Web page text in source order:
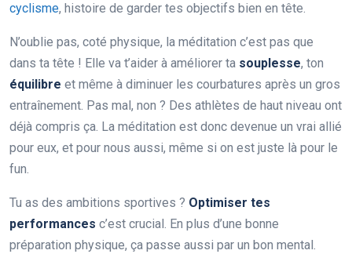
cyclisme, histoire de garder tes objectifs bien en tête.
N’oublie pas, coté physique, la méditation c’est pas que
dans ta tête ! Elle va t’aider à améliorer ta souplesse, ton
équilibre et même à diminuer les courbatures après un gros
entraînement. Pas mal, non ? Des athlètes de haut niveau ont
déjà compris ça. La méditation est donc devenue un vrai allié
pour eux, et pour nous aussi, même si on est juste là pour le
fun.
Tu as des ambitions sportives ? Optimiser tes
performances c’est crucial. En plus d’une bonne
préparation physique, ça passe aussi par un bon mental.